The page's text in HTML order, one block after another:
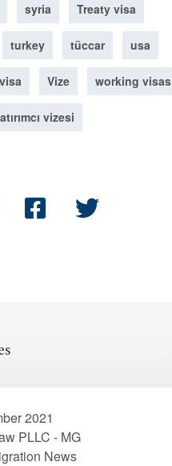
syria Treaty visa
turkey tüccar usa
visa Vize working visas
vizesi
2021
PLLC - MG
News